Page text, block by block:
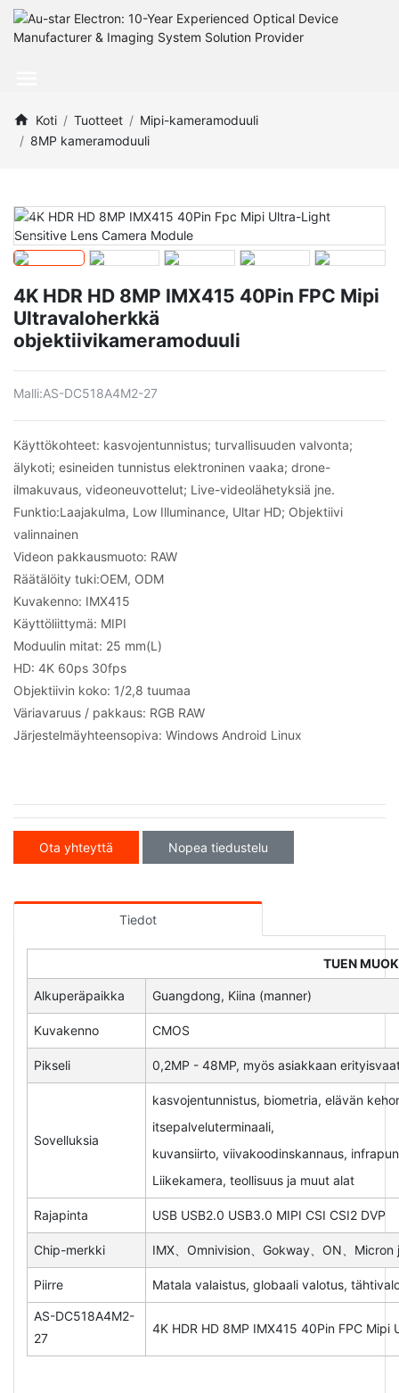
Koti Tuotteet
Mipi-kameramoduuli
8MP kameramoduuli
4K HDR HD 8MP IMX415 40Pin FPC Mipi
Ultravaloherkkä
objektiivikameramoduuli
Malli:AS-DC518A4M2-27
Käyttökohteet: kasvojentunnistus; turvallisuuden valvonta;
älykoti; esineiden tunnistus elektroninen vaaka; drone-
ilmakuvaus, videoneuvottelut; Live-videolähetyksiä jne.
Funktio:Laajakulma, Low Illuminance, Ultar HD; Objektiivi
valinnainen
Videon pakkausmuoto: RAW
Räätälöity tuki:OEM, ODM
Kuvakenno: IMX415
Käyttöliittymä: MIPI
Moduulin mitat: 25 mm(L)
HD: 4K 60ps 30fps
Objektiivin koko: 1/2,8 tuumaa
Väriavaruus / pakkaus: RGB RAW
Järjestelmäyhteensopiva: Windows Android Linux
Ota yhteyttä Nopea tiedustelu
Tiedot
TUEN
Alkuperäpaikka Guangdong, Kiina (manner)
Kuvakenno CMOS
Pikseli 0,2MP - 48MP, myös asiakkaan
Sovelluksia
kasvojentunnistus, biometria, elävän
itsepalveluterminaali,
kuvansiirto, viivakoodinskannaus,
Liikekamera, teollisuus ja muut alat
Rajapinta USB USB2.0 USB3.0 MIPI CSI CSI2 DVP
Chip-merkki IMX、Omnivision、Gokway、ON、Micron
Piirre Matala valaistus, globaali valotus,
AS-DC518A4M2-
27
4K HDR HD 8MP IMX415 40Pin FPC